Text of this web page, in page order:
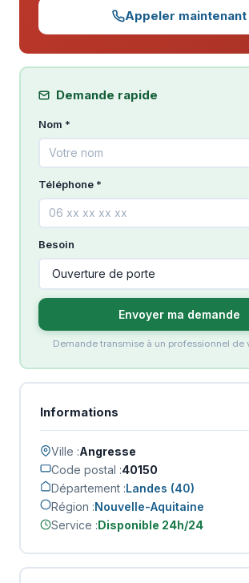
Appeler maintenant
Demande rapide
Nom *
Téléphone *
Besoin
Envoyer ma demande
Demande transmise à un professionnel de
Informations
Ville :Angresse
Code postal :40150
Département :Landes (40)
Région :Nouvelle-Aquitaine
Service :Disponible 24h/24